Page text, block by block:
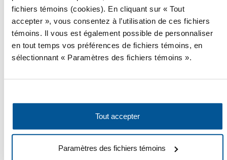
fichiers témoins (cookies). En cliquant sur « Tout
accepter », vous consentez à l’utilisation de ces fichiers
témoins. Il vous est également possible de personnaliser
en tout temps vos préférences de fichiers témoins, en
sélectionnant « Paramètres des fichiers témoins ».
Tout accepter
Paramètres des fichiers témoins
Planiguide fiscal 2025-2026
stratégique Raymond Chabot Grant Thornton, pour vous accompagner
dans la planification fiscale et la préparation des déclarations de
Découvrez-le